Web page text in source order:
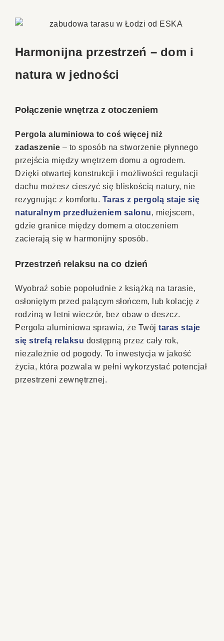
Harmonijna przestrzeń – dom i
natura w jedności
Połączenie wnętrza z otoczeniem
Pergola aluminiowa to coś więcej niż
zadaszenie – to sposób na stworzenie płynnego
przejścia między wnętrzem domu a ogrodem.
Dzięki otwartej konstrukcji i możliwości regulacji
dachu możesz cieszyć się bliskością natury, nie
rezygnując z komfortu. Taras z pergolą staje się
naturalnym przedłużeniem salonu, miejscem,
gdzie granice między domem a otoczeniem
zacierają się w harmonijny sposób.
Przestrzeń relaksu na co dzień
Wyobraź sobie popołudnie z książką na tarasie,
osłoniętym przed palącym słońcem, lub kolację z
rodziną w letni wieczór, bez obaw o deszcz.
Pergola aluminiowa sprawia, że Twój taras staje
się strefą relaksu dostępną przez cały rok,
niezależnie od pogody. To inwestycja w jakość
życia, która pozwala w pełni wykorzystać potencjał
przestrzeni zewnętrznej.